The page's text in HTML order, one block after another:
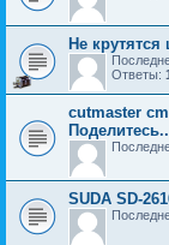
Не
Ответы:
cutmaster
SUDA SD-